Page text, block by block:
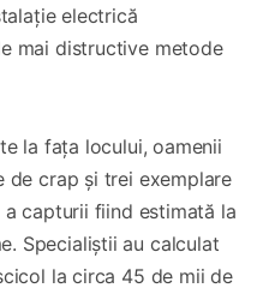
electrică
mai distructive metode
la fața locului, oamenii
de crap și trei exemplare
capturii fiind estimată la
Specialiștii au calculat
la circa 45 de mii de